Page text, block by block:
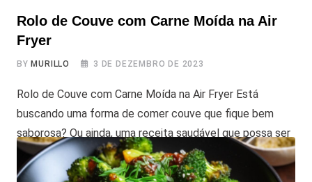
Rolo de Couve com Carne Moída na Air
Fryer
BYMURILLO 3 DE DEZEMBRO DE 2023
Rolo de Couve com Carne Moída na Air Fryer Está
buscando uma forma de comer couve que fique bem
saborosa? Ou ainda, uma receita saudável que possa ser
feita de maneira fácil e rápida usando sua air fryer? O
Rolo de Couve com Carne Moída na Air Fryer é a sua